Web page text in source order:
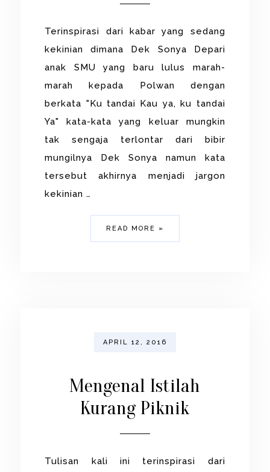
Terinspirasi dari kabar yang sedang
kekinian dimana Dek Sonya Depari
anak SMU yang baru lulus marah-
marah kepada Polwan dengan
berkata "Ku tandai Kau ya, ku tandai
Ya" kata-kata yang keluar mungkin
tak sengaja terlontar dari bibir
mungilnya Dek Sonya namun kata
tersebut akhirnya menjadi jargon
kekinian …
READ MORE »
APRIL 12, 2016
Mengenal Istilah
Kurang Piknik
Tulisan kali ini terinspirasi dari